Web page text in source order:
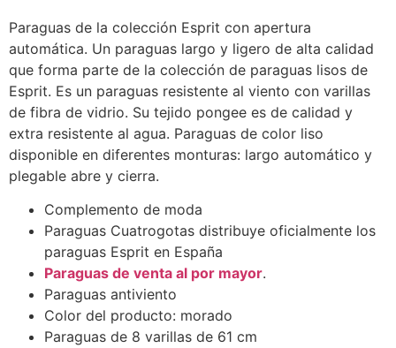
Paraguas de la colección Esprit con apertura
automática. Un paraguas largo y ligero de alta calidad
que forma parte de la colección de paraguas lisos de
Esprit. Es un paraguas resistente al viento con varillas
de fibra de vidrio. Su tejido pongee es de calidad y
extra resistente al agua. Paraguas de color liso
disponible en diferentes monturas: largo automático y
plegable abre y cierra.
Complemento de moda
Paraguas Cuatrogotas distribuye oficialmente los
paraguas Esprit en España
Paraguas de venta al por mayor.
Paraguas antiviento
Color del producto: morado
Paraguas de 8 varillas de 61 cm